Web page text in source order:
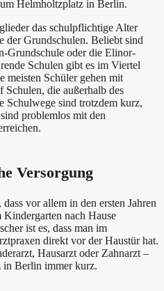
Helmholtzplatz in Berlin.
das schulpflichtige Alter
der Grundschulen. Beliebt sind
Grundschule oder die Elinor-
Schulen gibt es im Viertel
meisten Schüler gehen mit
Schulen, die außerhalb des
Schulwege sind trotzdem kurz,
problemlos mit den
Versorgung
vor allem in den ersten Jahren
nach Hause
ist es, dass man im
direkt vor der Haustür hat.
Hausarzt oder Zahnarzt –
in Berlin immer kurz.